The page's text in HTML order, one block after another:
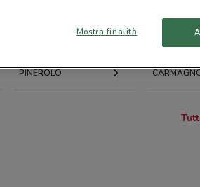
SAN
PINEROLO
Mostra finalità